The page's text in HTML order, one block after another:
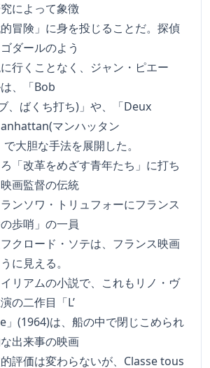
によって象徴
冒険」に身を投じることだ。探偵
ダールのよう
行くことなく、ジャン・ピエー
、「Bob
ばくち打ち)」や、「Deux
マンハッタン
大胆な手法を展開した。
「改革をめざす青年たち」に打ち
画監督の伝統
ンソワ・トリュフォーにフランス
歩哨」の一員
クロード・ソテは、フランス映画
に見える。
リアムの小説で、これもリノ・ヴ
の二作目「L’
(1964)は、船の中で閉じこめられ
出来事の映画
評価は変わらないが、Classe tous